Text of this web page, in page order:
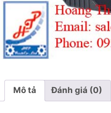
Mô tả Đánh giá (0)